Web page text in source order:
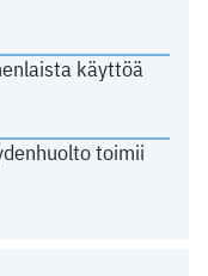
käyttöä
toimii